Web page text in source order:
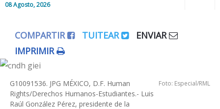
08 Agosto, 2026
Editorial
Nacional
Colaboradores
COMPARTIR TUITEAR
ENVIAR
IMPRIMIR
G10091536. JPG MÉXICO, D.F. Human
Rights/Derechos Humanos-Estudiantes.- Luis
Raúl González Pérez, presidente de la
Foto: Especial/RML